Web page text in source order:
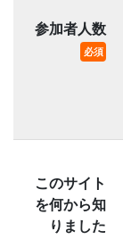
参加者人数
必須
このサイト
を何から知
りました